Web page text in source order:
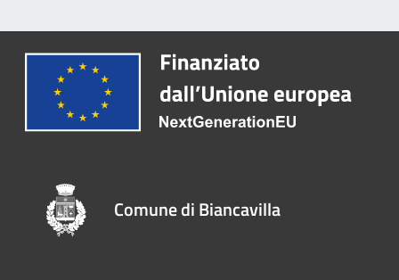
Comune di Biancavilla